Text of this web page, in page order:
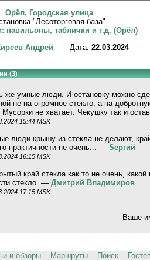
Орёл, Городская улица
"Лесоторговая база"
павильоны, таблички и т.д. (Орёл)
Aндpeй Дата: 22.03.2024
(3)
же умные люди. И остановку можно
не на огромное стекло, а на
Мусорки не хватает. Чекушку так и
15:44 MSK
люди крышу из стекла не делают,
практичности не очень... — Sергий
16:15 MSK
край стекла как то не очень,
стекло. — Дмитрий Владимиров
17:15 MSK
Ваше
и обзоры Маршруты Поиск